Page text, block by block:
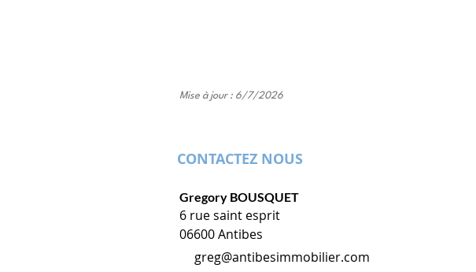
Mise à jour : 6/7/2026
CONTACTEZ NOUS
Gregory BOUSQUET
6 rue saint esprit
06600 Antibes
greg@antibesimmobilier.com